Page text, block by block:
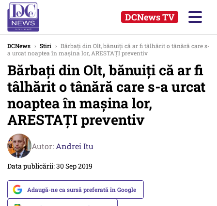
DCNews TV
DCNews › Stiri › Bărbaţi din Olt, bănuiţi că ar fi tâlhărit o tânără care s-
a urcat noaptea în maşina lor, ARESTAȚI preventiv
Bărbaţi din Olt, bănuiţi că ar fi
tâlhărit o tânără care s-a urcat
noaptea în maşina lor,
ARESTAȚI preventiv
Autor: Andrei Itu
Data publicării: 30 Sep 2019
Adaugă-ne ca sursă preferată în Google